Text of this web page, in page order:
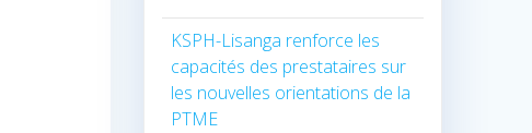
KSPH-Lisanga renforce les
capacités des prestataires sur
les nouvelles orientations de la
PTME